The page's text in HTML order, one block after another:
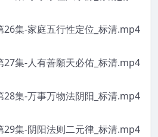
集-家庭五行性定位_标清.mp4
集-人有善願天必佑_标清.mp4
集-万事万物法阴阳_标清.mp4
集-阴阳法则二元律_标清.mp4